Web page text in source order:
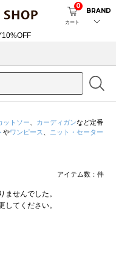
カート
0
BRAND
ットソー カーディガンなど定番
やワンピース
ニット・セーター
アイテム数： 件
ませんでした。
してください。